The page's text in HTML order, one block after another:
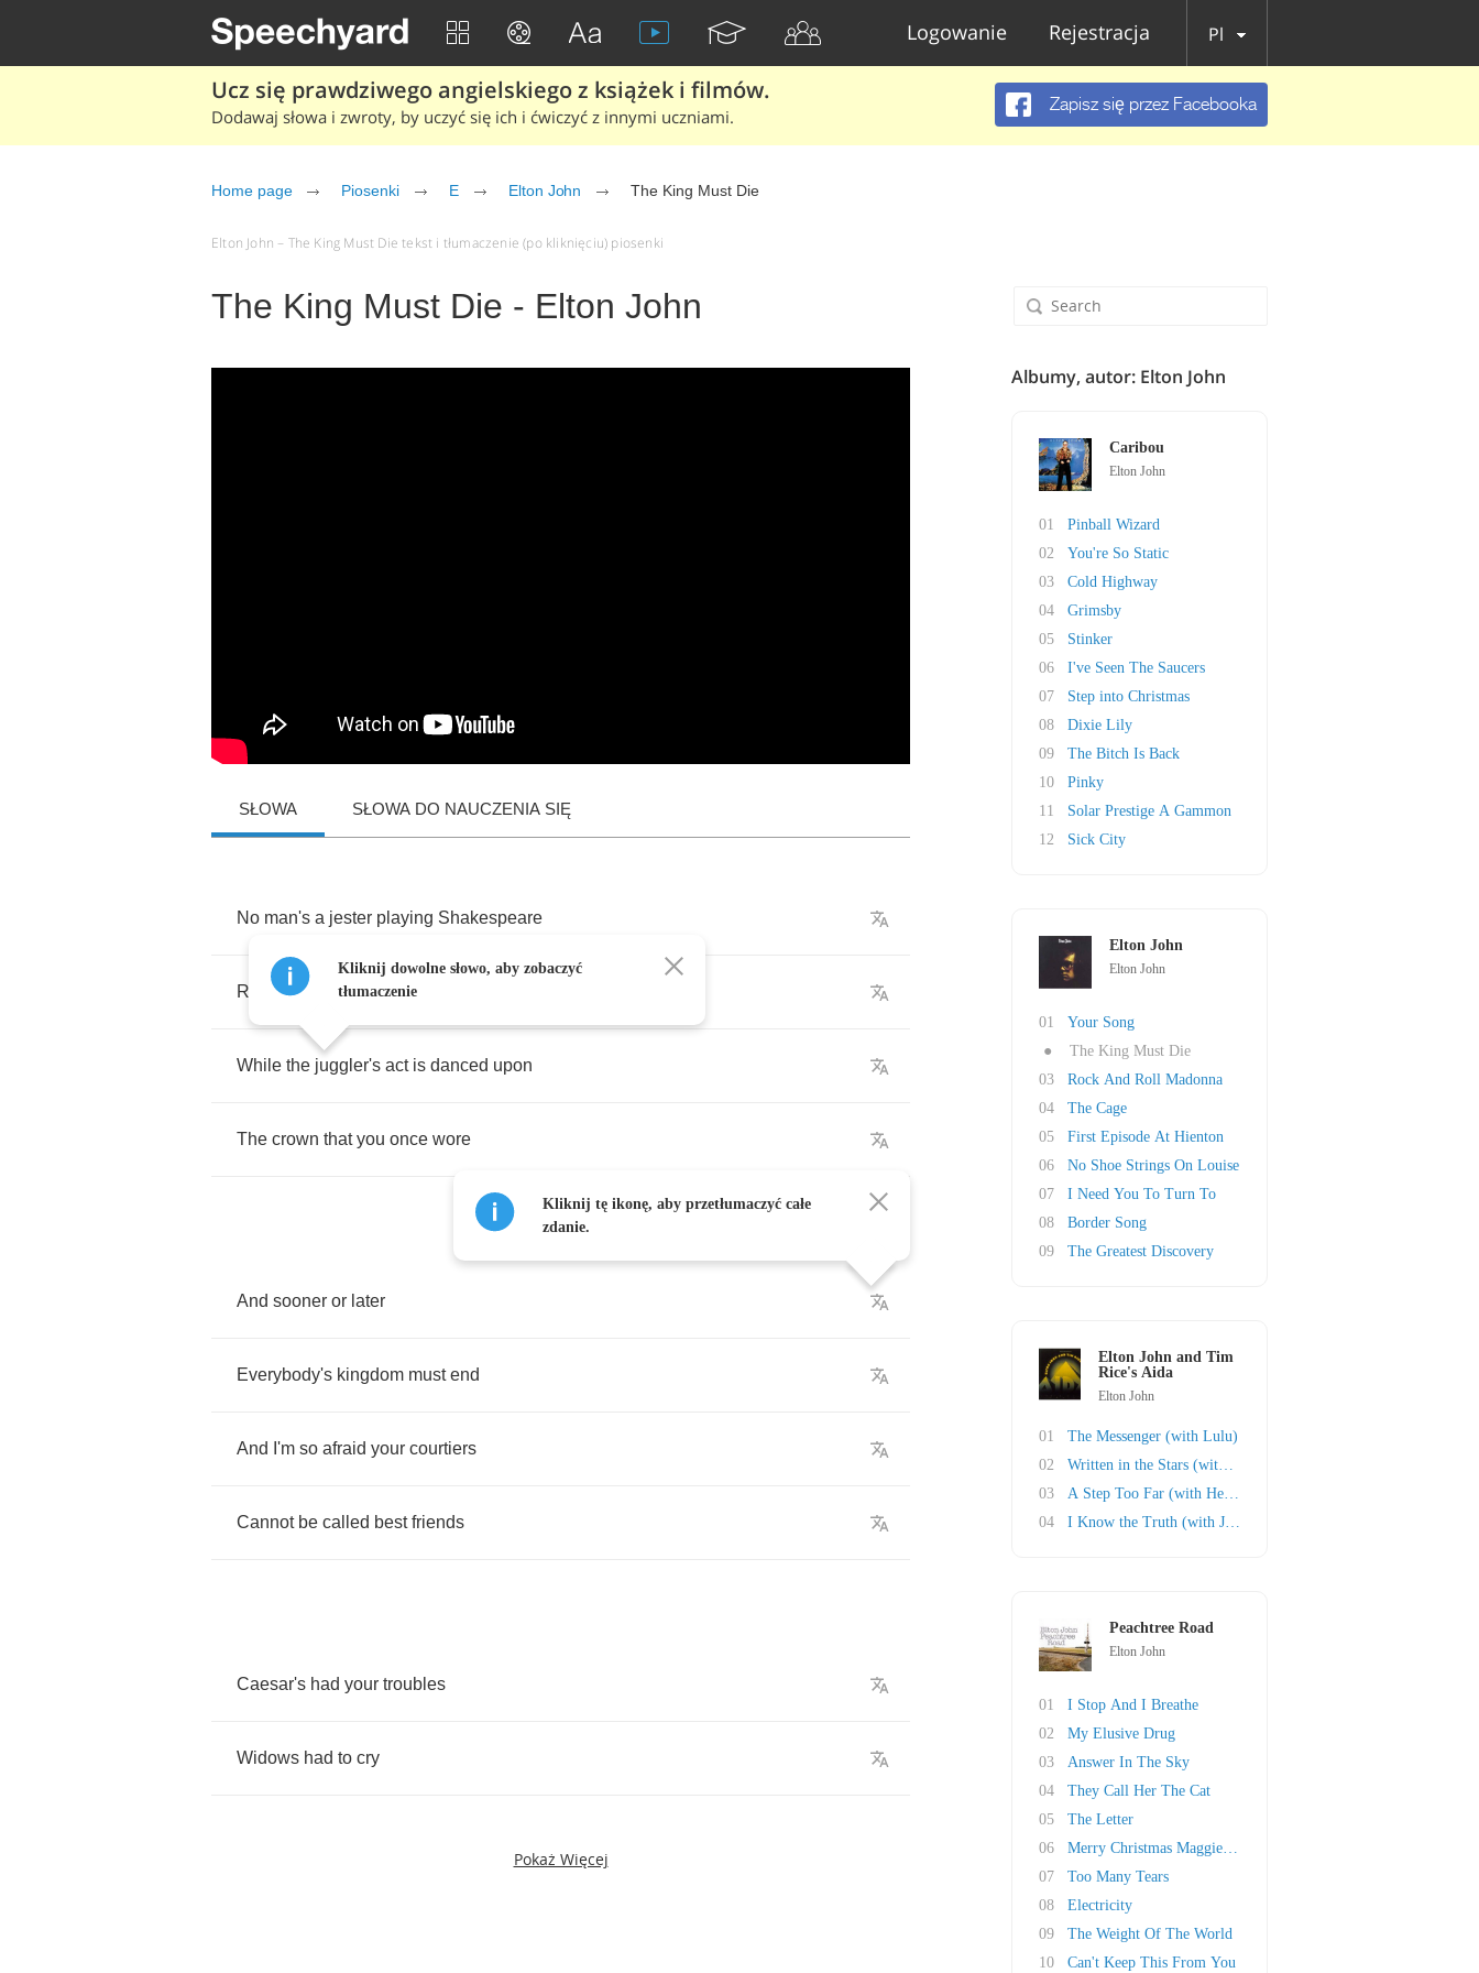
Logowanie Rejestracja Pl
Ucz się prawdziwego angielskiego z książek i filmów.
Dodawaj słowa i zwroty, by uczyć się ich i ćwiczyć z innymi uczniami.
Zapisz się przez Facebooka
Home page Piosenki E Elton John The King Must Die
Elton John – The King Must Die tekst i tłumaczenie (po kliknięciu) piosenki
The King Must Die - Elton John
SŁOWA SŁOWA DO NAUCZENIA SIĘ
No man's a jester playing Shakespeare
Round your throne room
While the juggler's act is danced upon
The crown that you once wore
And sooner or later
Everybody's kingdom must end
And I'm so afraid your courtiers
Cannot be called best friends
Caesar's had your troubles
Widows had to cry
Pokaż Więcej
Kliknij dowolne słowo, aby zobaczyć
tłumaczenie
Kliknij tę ikonę, aby przetłumaczyć całe
zdanie.
Albumy, autor: Elton John
Caribou
Elton John
01
Pinball Wizard
02
You're So Static
03
Cold Highway
04
Grimsby
05
Stinker
06
I've Seen The Saucers
07
Step into Christmas
08
Dixie Lily
09
The Bitch Is Back
10
Pinky
11
Solar Prestige A Gammon
12
Sick City
Elton John
Elton John
01
Your Song
●
The King Must Die
03
Rock And Roll Madonna
04
The Cage
05
First Episode At Hienton
06
No Shoe Strings On Louise
07
I Need You To Turn To
08
Border Song
09
The Greatest Discovery
Elton John and Tim
Rice's Aida
Elton John
01
The Messenger (with Lulu)
02
Written in the Stars (with LeAnn Rimes)
03
A Step Too Far (with Heather Headley & Sherie..
04
I Know the Truth (with Janet Jackson)
Peachtree Road
Elton John
01
I Stop And I Breathe
02
My Elusive Drug
03
Answer In The Sky
04
They Call Her The Cat
05
The Letter
06
Merry Christmas Maggie Thatcher
07
Too Many Tears
08
Electricity
09
The Weight Of The World
10
Can't Keep This From You